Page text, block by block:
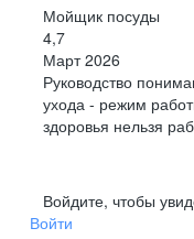
Школы по
Управление
и кадровый учёт
Разработка на 1С,
Мойщик посуды
4,7
Март 2026
Руководство
ухода - режим
здоровья нельзя
Войдите, чтобы
Войти